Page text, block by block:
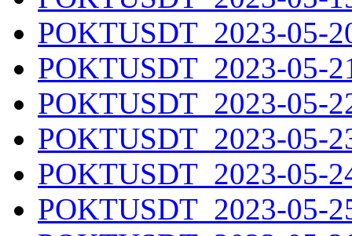
POKTUSDT_2023-05-
POKTUSDT_2023-05-
POKTUSDT_2023-05-
POKTUSDT_2023-05-
POKTUSDT_2023-05-
POKTUSDT_2023-05-